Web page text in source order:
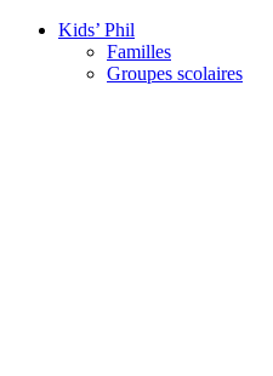
Kids’ Phil
Familles
Groupes scolaires